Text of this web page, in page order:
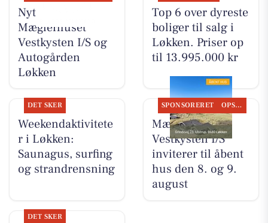
Nyt fra
Mæglerhuset
Vestkysten I/S og
Autogården
Løkken
Top 6 over dyreste
boliger til salg i
Løkken. Priser op
til 13.995.000 kr
DET SKER
Weekendaktivitete
r i Løkken:
Saunagus, surfing
og strandrensning
SPONSORERET OPSLAGSTAVLEN
Mæglerhuset
Vestkysten I/S
inviterer til åbent
hus den 8. og 9.
august
DET SKER